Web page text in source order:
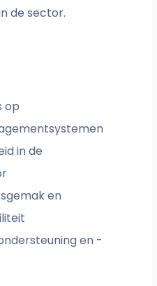
de sector.
op
in de
en
en -